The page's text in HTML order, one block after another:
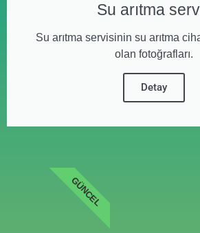
Su arıtma
Su arıtma servisinin su arıtma
olan fotoğrafları.
Detay
GÜNCEL